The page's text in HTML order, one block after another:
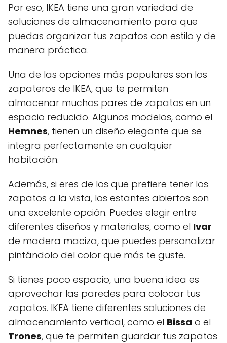
Por eso, IKEA tiene una gran variedad de
soluciones de almacenamiento para que
puedas organizar tus zapatos con estilo y de
manera práctica.
Una de las opciones más populares son los
zapateros de IKEA, que te permiten
almacenar muchos pares de zapatos en un
espacio reducido. Algunos modelos, como el
Hemnes, tienen un diseño elegante que se
integra perfectamente en cualquier
habitación.
Además, si eres de los que prefiere tener los
zapatos a la vista, los estantes abiertos son
una excelente opción. Puedes elegir entre
diferentes diseños y materiales, como el Ivar
de madera maciza, que puedes personalizar
pintándolo del color que más te guste.
Si tienes poco espacio, una buena idea es
aprovechar las paredes para colocar tus
zapatos. IKEA tiene diferentes soluciones de
almacenamiento vertical, como el Bissa o el
Trones, que te permiten guardar tus zapatos